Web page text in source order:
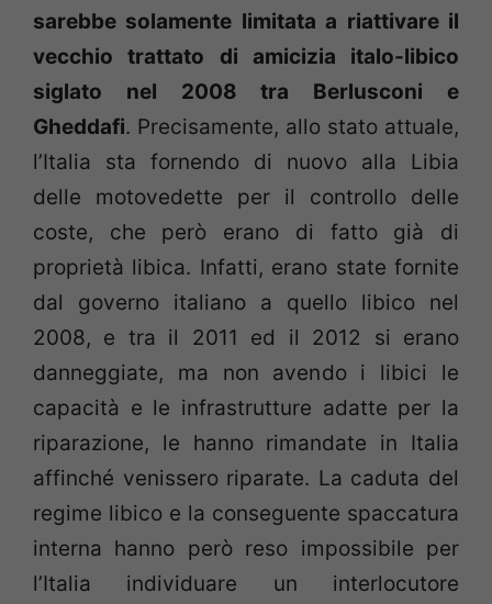
sarebbe solamente limitata a riattivare il
vecchio trattato di amicizia italo-libico
siglato nel 2008 tra Berlusconi e
Gheddafi. Precisamente, allo stato attuale,
l’Italia sta fornendo di nuovo alla Libia
delle motovedette per il controllo delle
coste, che però erano di fatto già di
proprietà libica. Infatti, erano state fornite
dal governo italiano a quello libico nel
2008, e tra il 2011 ed il 2012 si erano
danneggiate, ma non avendo i libici le
capacità e le infrastrutture adatte per la
riparazione, le hanno rimandate in Italia
affinché venissero riparate. La caduta del
regime libico e la conseguente spaccatura
interna hanno però reso impossibile per
l’Italia individuare un interlocutore